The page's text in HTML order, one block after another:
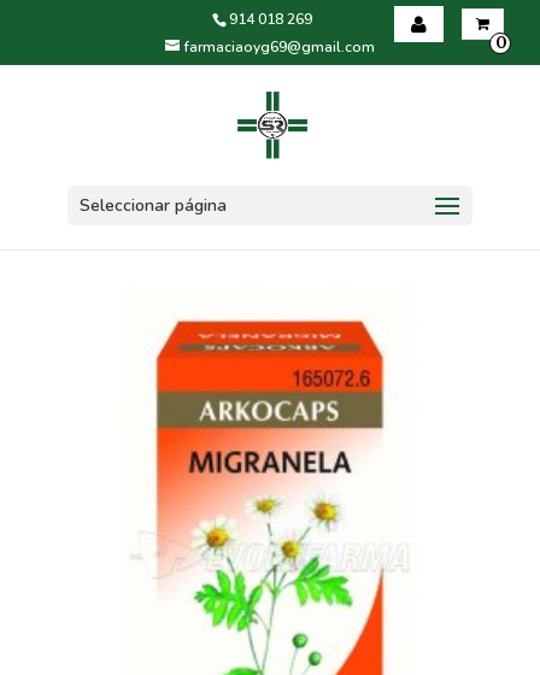
914 018 269
farmaciaoyg69@gmail.com
0
Iniciar sesión
Registrarse
Seleccionar página